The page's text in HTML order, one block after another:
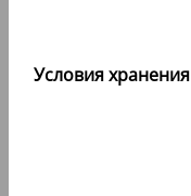
Условия хранения